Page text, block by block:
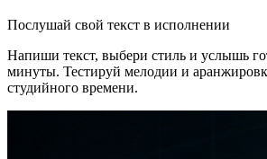
Послушай свой текст в исполнении
Напиши текст, выбери стиль и услышь
минуты. Тестируй мелодии и
студийного времени.